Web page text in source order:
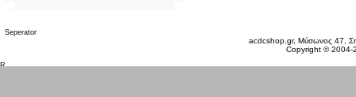
acdcshop.gr, Μύσωνος 47,
Copyright ©